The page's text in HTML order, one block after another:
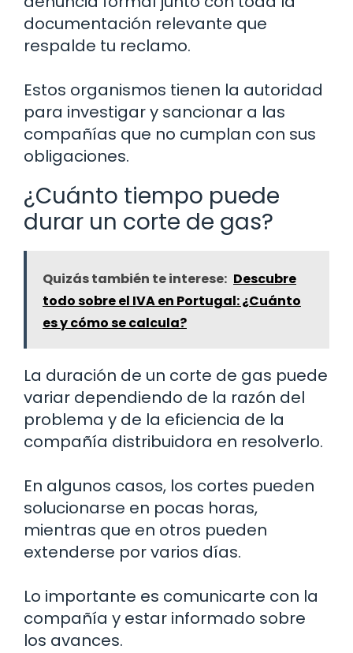
documentación relevante que
respalde tu reclamo.
Estos organismos tienen la autoridad
para investigar y sancionar a las
compañías que no cumplan con sus
obligaciones.
¿Cuánto tiempo puede
durar un corte de gas?
Quizás también te interese: Descubre
todo sobre el IVA en Portugal: ¿Cuánto
es y cómo se calcula?
La duración de un corte de gas puede
variar dependiendo de la razón del
problema y de la eficiencia de la
compañía distribuidora en resolverlo.
En algunos casos, los cortes pueden
solucionarse en pocas horas,
mientras que en otros pueden
extenderse por varios días.
Lo importante es comunicarte con la
compañía y estar informado sobre
los avances.